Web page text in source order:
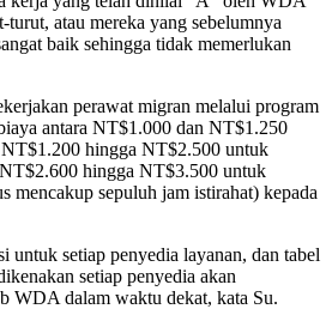
turut, atau mereka yang sebelumnya
baik sehingga tidak memerlukan
perawat migran melalui program
antara NT$1.000 dan NT$1.250
hingga NT$2.500 untuk
hingga NT$3.500 untuk
mencakup sepuluh jam istirahat) kepada
untuk setiap penyedia layanan, dan tabel
setiap penyedia akan
WDA dalam waktu dekat, kata Su.